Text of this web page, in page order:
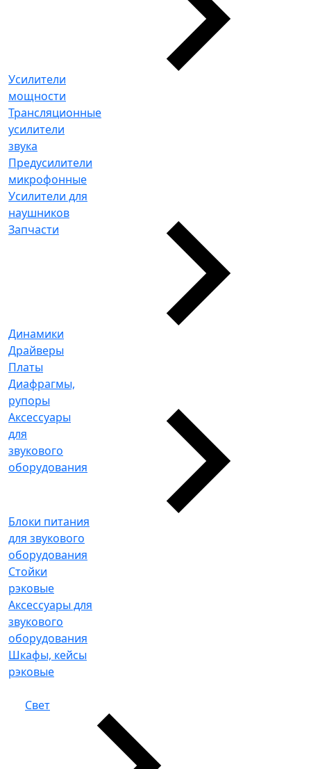
Усилители
мощности
Трансляционные
усилители
звука
Предусилители
микрофонные
Усилители для
наушников
Запчасти
Динамики
Драйверы
Платы
Диафрагмы,
рупоры
Аксессуары
для
звукового
оборудования
Блоки питания
для звукового
оборудования
Стойки
рэковые
Аксессуары для
звукового
оборудования
Шкафы, кейсы
рэковые
Свет